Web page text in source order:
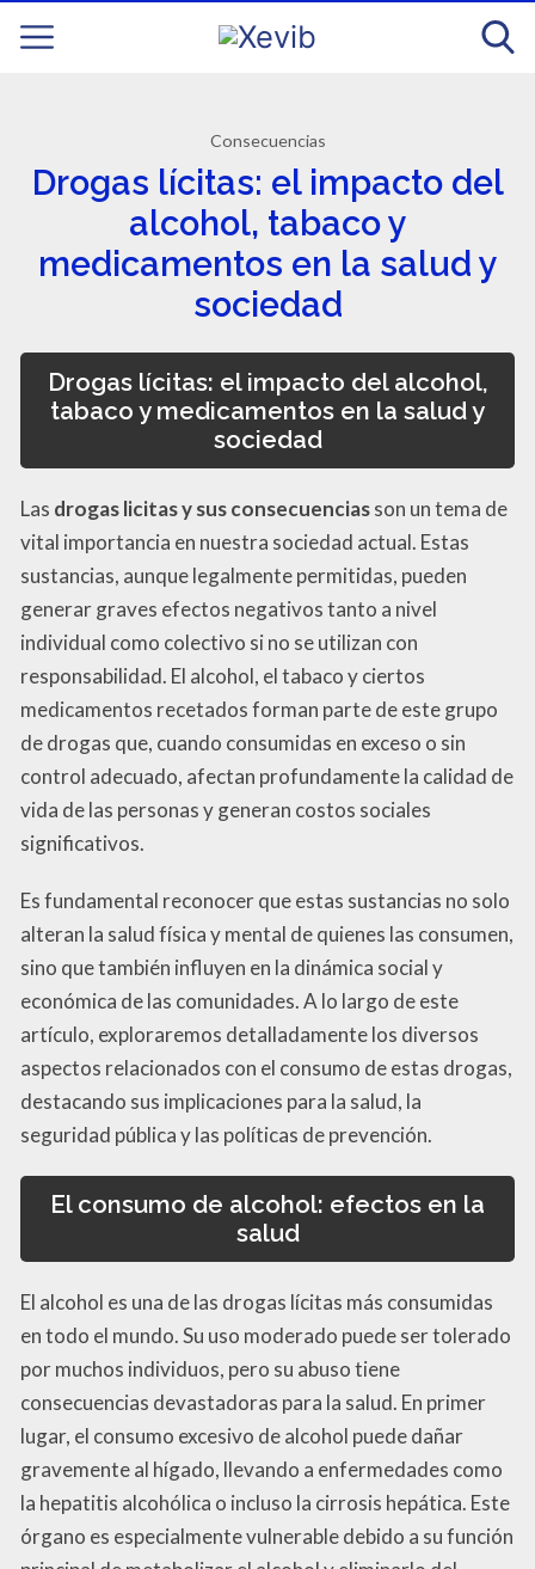
Consecuencias
Drogas lícitas: el impacto del
alcohol, tabaco y
medicamentos en la salud y
sociedad
Drogas lícitas: el impacto del alcohol,
tabaco y medicamentos en la salud y
sociedad
Las drogas licitas y sus consecuenciasson un tema de
vital importancia en nuestra sociedad actual. Estas
sustancias, aunque legalmente permitidas, pueden
generar graves efectos negativos tanto a nivel
individual como colectivo si no se utilizan con
responsabilidad. El alcohol, el tabaco y ciertos
medicamentos recetados forman parte de este grupo
de drogas que, cuando consumidas en exceso o sin
control adecuado, afectan profundamente la calidad de
vida de las personas y generan costos sociales
significativos.
Es fundamental reconocer que estas sustancias no solo
alteran la salud física y mental de quienes las consumen,
sino que también influyen en la dinámica social y
económica de las comunidades. A lo largo de este
artículo, exploraremos detalladamente los diversos
aspectos relacionados con el consumo de estas drogas,
destacando sus implicaciones para la salud, la
seguridad pública y las políticas de prevención.
El consumo de alcohol: efectos en la
salud
El alcohol es una de las drogas lícitas más consumidas
en todo el mundo. Su uso moderado puede ser tolerado
por muchos individuos, pero su abuso tiene
consecuencias devastadoras para la salud. En primer
lugar, el consumo excesivo de alcohol puede dañar
gravemente al hígado, llevando a enfermedades como
la hepatitis alcohólica o incluso la cirrosis hepática. Este
órgano es especialmente vulnerable debido a su función